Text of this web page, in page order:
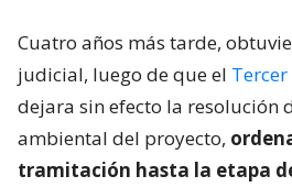
Cuatro años más tarde,
judicial, luego de que el
dejara sin efecto la resolución
ambiental del proyecto,
tramitación hasta la etapa